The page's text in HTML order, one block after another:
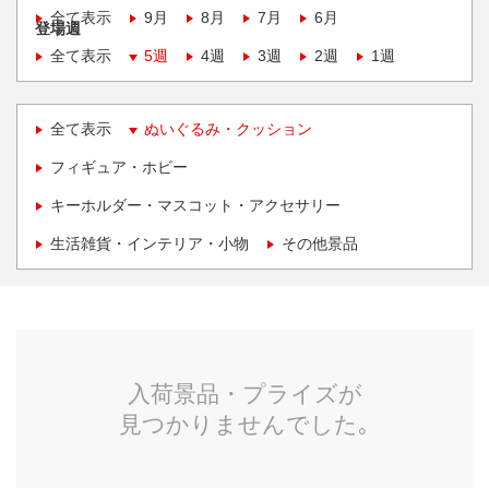
全て表示
9月 8月 7月 6月
登場週
全て表示
5週 4週 3週 2週 1週
全て表示 ぬいぐるみ・クッション
フィギュア・ホビー
キーホルダー・マスコット・アクセサリー
生活雑貨・インテリア・小物 その他景品